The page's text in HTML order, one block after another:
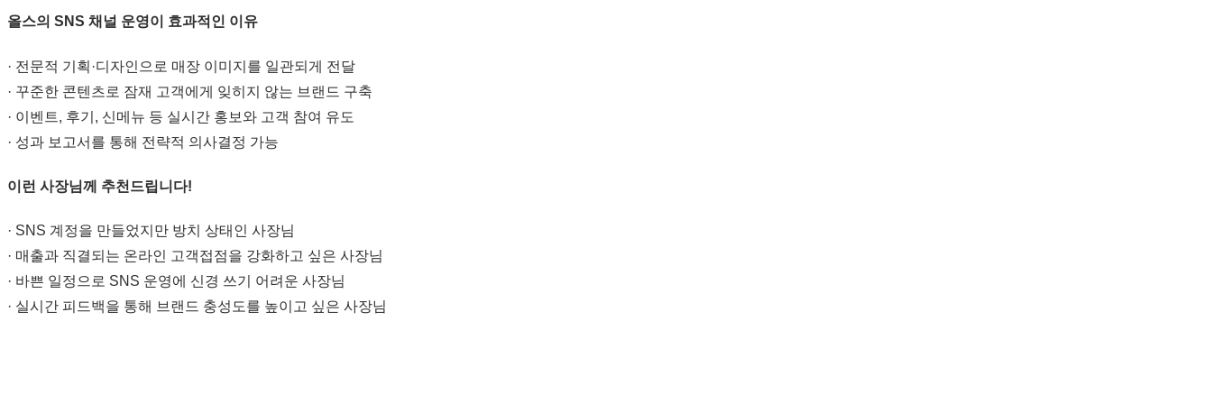
올스의 SNS 채널 운영이 효과적인 이유
· 전문적 기획·디자인으로 매장 이미지를 일관되게 전달
· 꾸준한 콘텐츠로 잠재 고객에게 잊히지 않는 브랜드 구축
· 이벤트, 후기, 신메뉴 등 실시간 홍보와 고객 참여 유도
· 성과 보고서를 통해 전략적 의사결정 가능
이런 사장님께 추천드립니다!
· SNS 계정을 만들었지만 방치 상태인 사장님
· 매출과 직결되는 온라인 고객접점을 강화하고 싶은 사장님
· 바쁜 일정으로 SNS 운영에 신경 쓰기 어려운 사장님
· 실시간 피드백을 통해 브랜드 충성도를 높이고 싶은 사장님